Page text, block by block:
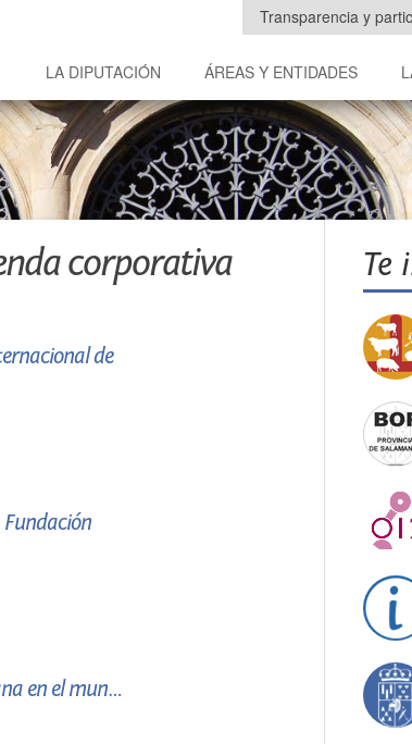
Transparencia y
LA DIPUTACIÓN ÁREAS Y ENTIDADES
corporativa
de
Fundación
en el mundo
Te